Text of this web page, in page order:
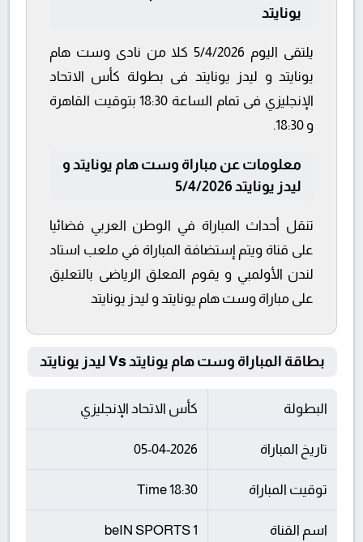
يونايتد
يلتقى اليوم 5/4/2026 كلا من نادى وست هام
يونايتد و ليدز يونايتد فى بطولة كأس الاتحاد
الإنجليزي فى تمام الساعة 18:30 بتوقيت القاهرة
و 18:30.
معلومات عن مباراة وست هام يونايتد و
ليدز يونايتد 5/4/2026
تنقل أحداث المباراة في الوطن العربي فضائيا
على قناة ويتم إستضافة المباراة في ملعب استاد
لندن الأولمبي و يقوم المعلق الرياضى بالتعليق
على مباراة وست هام يونايتد و ليدز يونايتد
بطاقة المباراة وست هام يونايتد Vs ليدز يونايتد
البطولة كأس الاتحاد الإنجليزي
تاريخ المباراة 05-04-2026
توقيت المباراة 18:30 Time
اسم القناة beIN SPORTS 1